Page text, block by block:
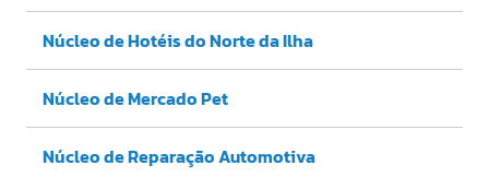
Núcleo de Hotéis do Norte da Ilha
Núcleo de Mercado Pet
Núcleo de Reparação Automotiva